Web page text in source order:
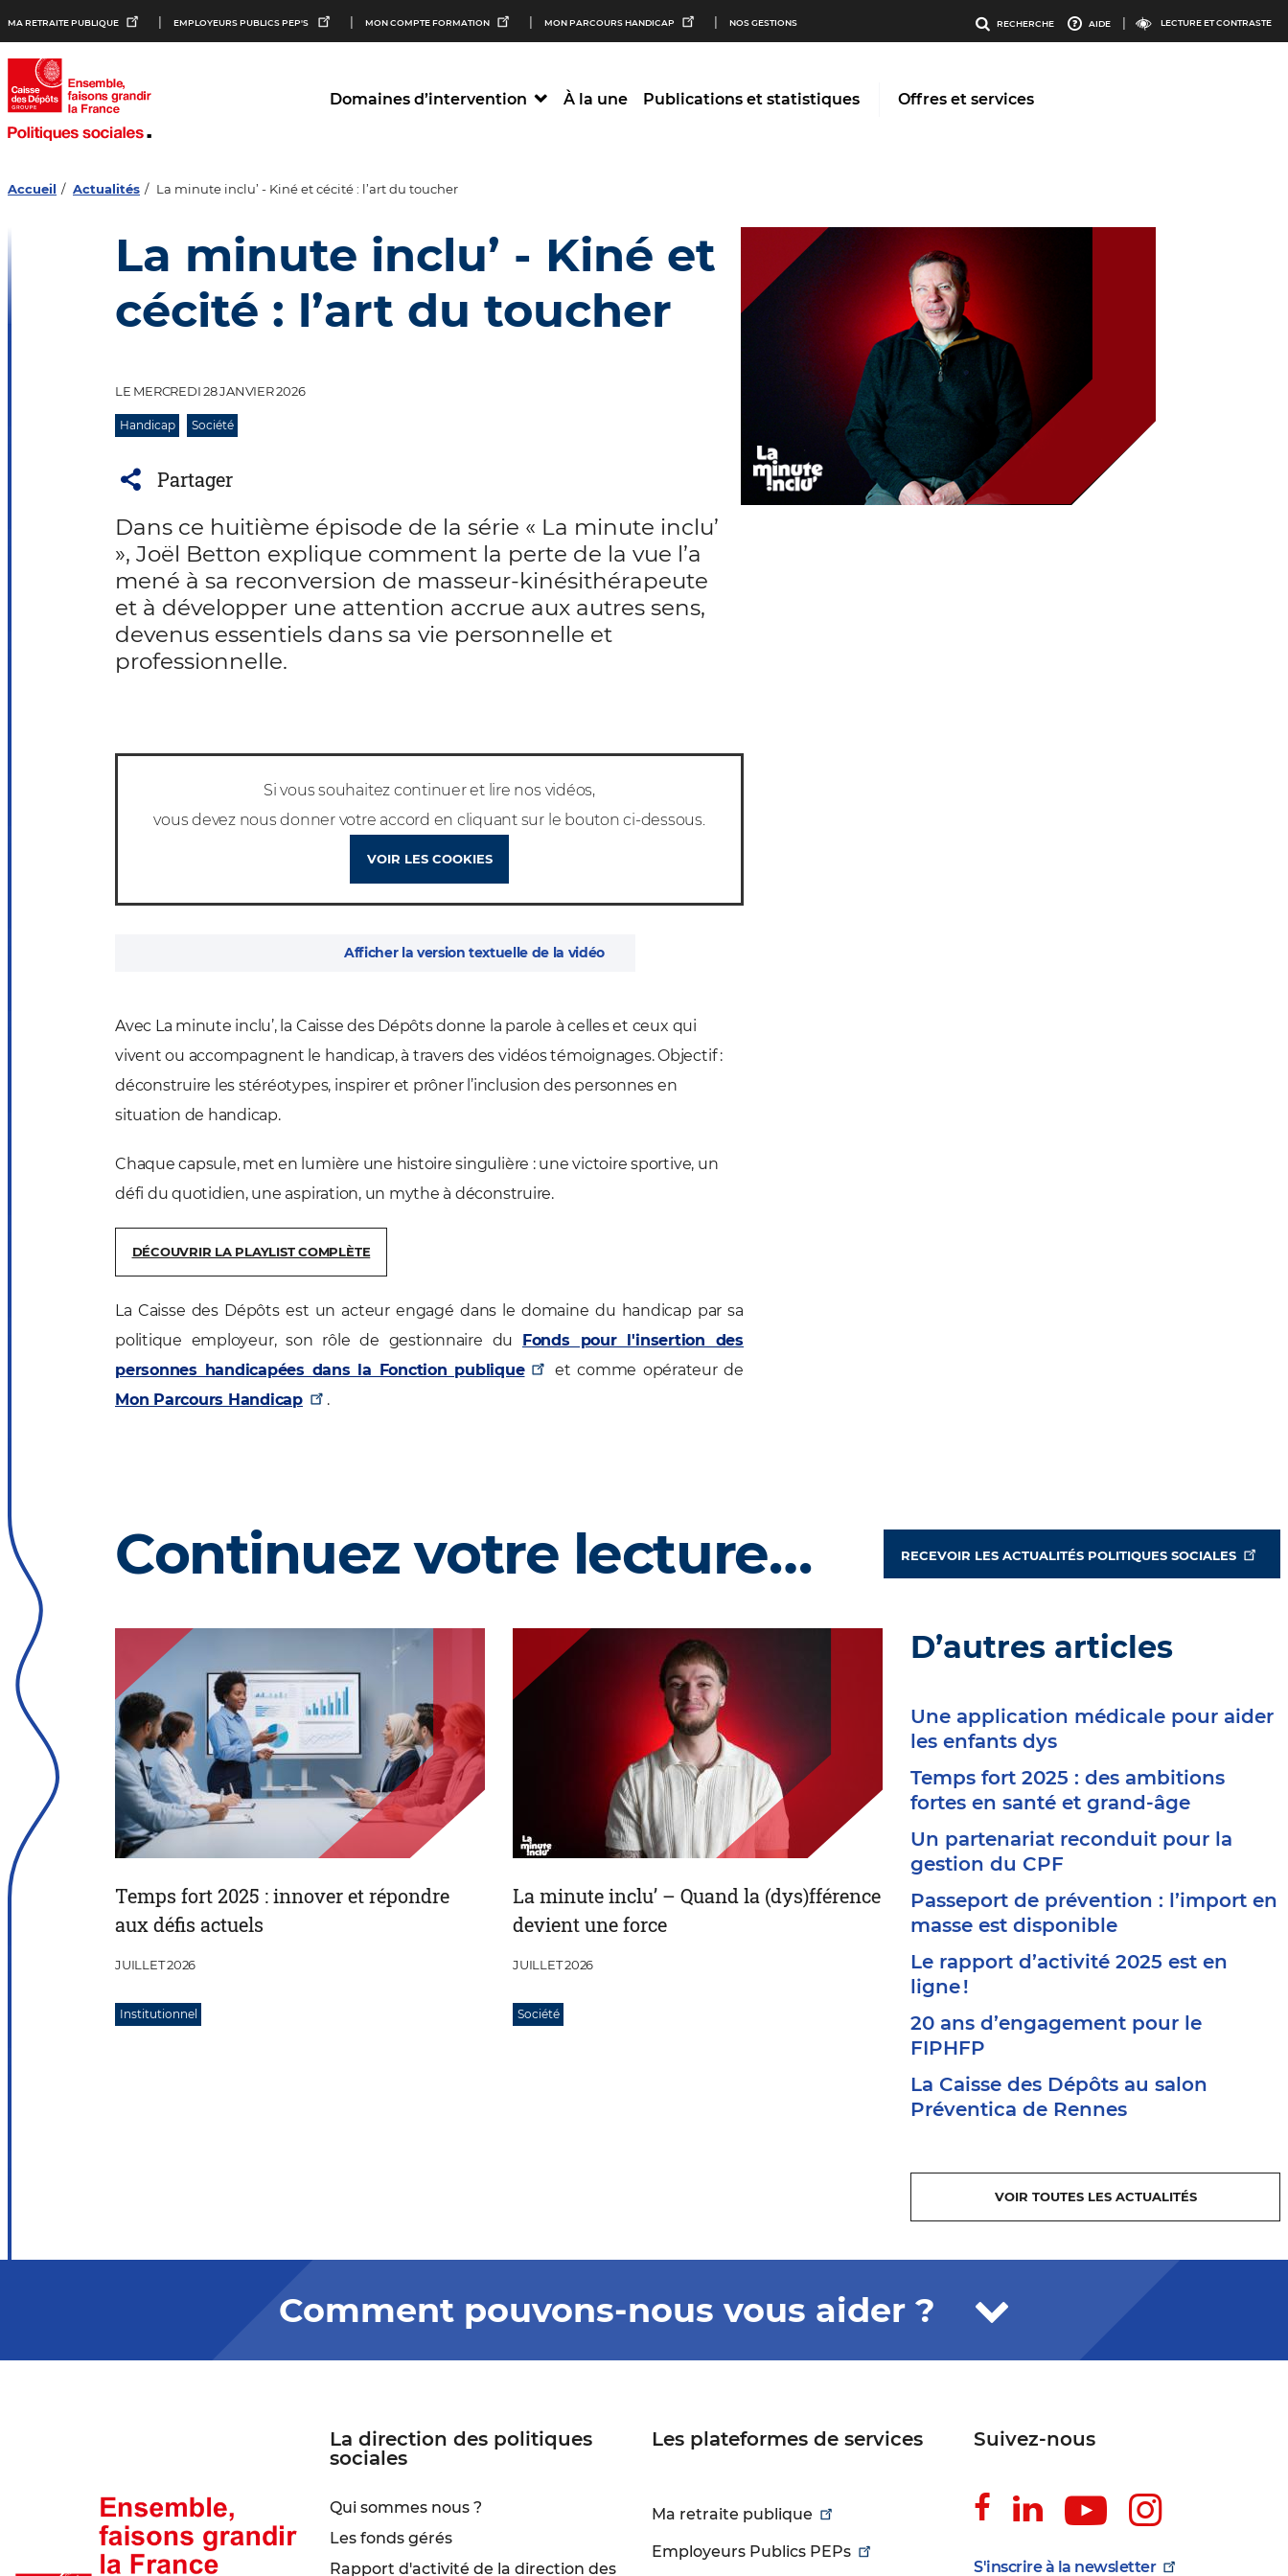
Aller au
contenu
Aller au
menu
Aller au
bouton
et
contraste
Menu
nos
MA RETRAITE PUBLIQUE EMPLOYEURS PUBLICS PEP'S MON COMPTE FORMATION MON PARCOURS HANDICAP NOS GESTIONS
Menu
RECHERCHE AIDE LECTURE ET CONTRASTE
Domaines d’intervention À la une Publications et statistiques Offres et services
Accueil Actualités La minute inclu’ - Kiné et cécité : l’art du toucher
La minute inclu’ - Kiné et
cécité : l’art du toucher
LE MERCREDI 28 JANVIER 2026
Handicap Société
Partager
Dans ce huitième épisode de la série « La minute inclu’
», Joël Betton explique comment la perte de la vue l’a
mené à sa reconversion de masseur-kinésithérapeute
et à développer une attention accrue aux autres sens,
devenus essentiels dans sa vie personnelle et
professionnelle.
Si vous souhaitez continuer et lire nos vidéos,
vous devez nous donner votre accord en cliquant sur le bouton ci-dessous.
VOIR LES COOKIES
Afficher la version textuelle de la vidéo
Avec La minute inclu’, la Caisse des Dépôts donne la parole à celles et ceux qui
vivent ou accompagnent le handicap, à travers des vidéos témoignages. Objectif :
déconstruire les stéréotypes, inspirer et prôner l’inclusion des personnes en
situation de handicap.
Chaque capsule, met en lumière une histoire singulière : une victoire sportive, un
défi du quotidien, une aspiration, un mythe à déconstruire.
DÉCOUVRIR LA PLAYLIST COMPLÈTE
La Caisse des Dépôts est un acteur engagé dans le domaine du handicap par sa
politique employeur, son rôle de gestionnaire du Fonds pour l'insertion des
personnes handicapées dans la Fonction publique
et comme opérateur de
Mon Parcours Handicap
.
Continuez votre lecture… RECEVOIR LES ACTUALITÉS POLITIQUES SOCIALES
Temps fort 2025 : innover et répondre
aux défis actuels
JUILLET 2026
Institutionnel
La minute inclu’ – Quand la (dys)fférence
devient une force
JUILLET 2026
Société
D’autres articles
Une application médicale pour aider
les enfants dys
Temps fort 2025 : des ambitions
fortes en santé et grand-âge
Un partenariat reconduit pour la
gestion du CPF
Passeport de prévention : l’import en
masse est disponible
Le rapport d’activité 2025 est en
ligne !
20 ans d’engagement pour le
FIPHFP
La Caisse des Dépôts au salon
Préventica de Rennes
VOIR TOUTES LES ACTUALITÉS
Comment pouvons-nous vous aider ?
La direction des politiques
sociales
Qui sommes nous ?
Les fonds gérés
Rapport d'activité de la direction des
Les plateformes de services
Ma retraite publique
Employeurs Publics PEPs
Suivez-nous
Suivez-
nous
sur
Suivez-
nous
sur
Suivez-
nous
sur
Suivez-
sur
S'inscrire à la newsletter